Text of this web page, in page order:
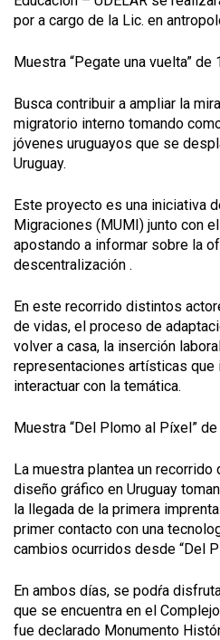
por a cargo de la Lic. en
Muestra “Pegate una vuelta” de
Busca contribuir a ampliar la
migratorio interno tomando
jóvenes uruguayos que se
Uruguay.
Este proyecto es una iniciativa
Migraciones (MUMI) junto con
apostando a informar sobre la
descentralización .
En este recorrido distintos
de vidas, el proceso de
volver a casa, la inserción
representaciones artísticas que
interactuar con la temática.
Muestra “Del Plomo al Píxel”
La muestra plantea un
diseño gráfico en Uruguay
la llegada de la primera
primer contacto con una
cambios ocurridos desde “Del
En ambos días, se podŕa
que se encuentra en el
fue declarado Monumento